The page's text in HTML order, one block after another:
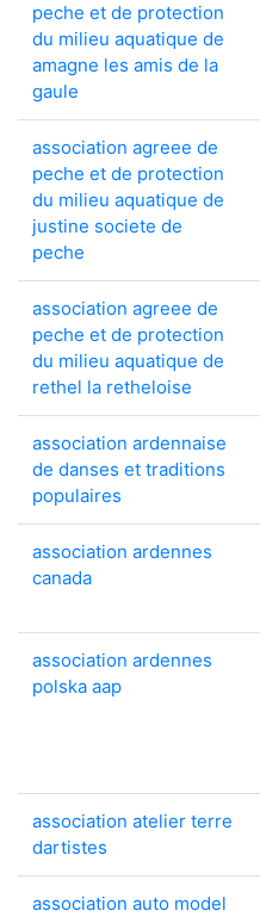
peche et de protection
du milieu aquatique de
amagne les amis de la
gaule
association agreee de
peche et de protection
du milieu aquatique de
justine societe de
peche
association agreee de
peche et de protection
du milieu aquatique de
rethel la retheloise
association ardennaise
de danses et traditions
populaires
association ardennes
canada
association ardennes
polska aap
association atelier terre
dartistes
association auto model